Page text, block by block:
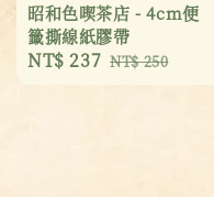
昭和色喫茶店 - 4cm便
籤撕線紙膠帶
Sale
NT$ 237 Regular
NT$ 250